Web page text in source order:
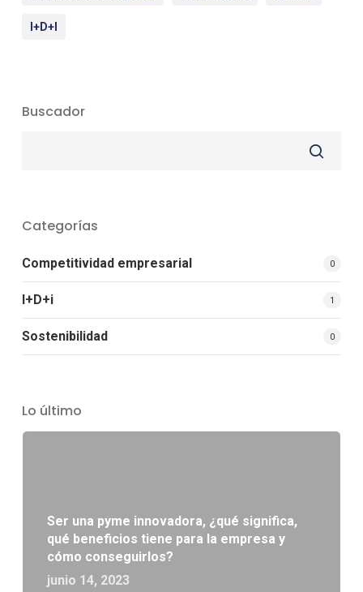
I+d+i
Buscador
Categorías
Competitividad empresarial 0
I+D+i 1
Sostenibilidad 0
Lo último
Ser una pyme innovadora, ¿qué significa,
qué beneficios tiene para la empresa y
cómo conseguirlos?
junio 14, 2023